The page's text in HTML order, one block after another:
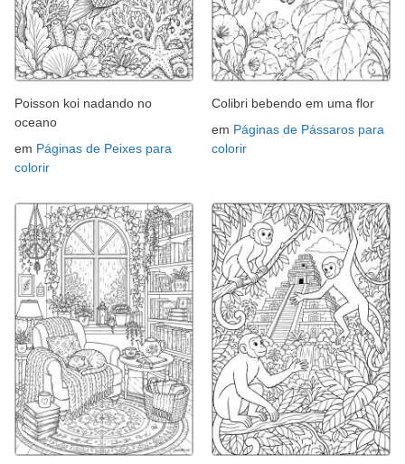
Poisson koi nadando no
oceano
em Páginas de Peixes para
colorir
Colibri bebendo em uma flor
em Páginas de Pássaros para
colorir